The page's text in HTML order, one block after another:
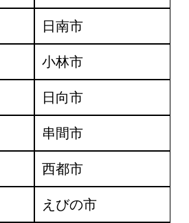
日南市
小林市
日向市
串間市
西都市
えびの市